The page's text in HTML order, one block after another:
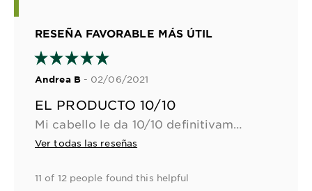
RESEÑA FAVORABLE MÁS ÚTIL
Andrea B- 02/06/2021
EL PRODUCTO 10/10
Ver todas las reseñas
11 of 12 people found this helpful